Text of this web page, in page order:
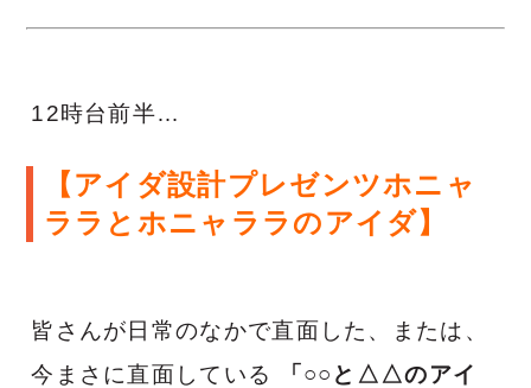
12時台前半…
【アイダ設計プレゼンツホニャ
ララとホニャララのアイダ】
皆さんが日常のなかで直面した、または、
今まさに直面している
「○○と△△のアイ